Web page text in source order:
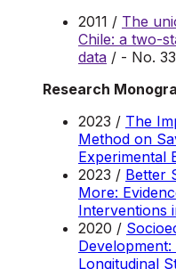
2011 / The
Chile: a two-
data / - No.
Research
2023 / The
Method on
Experimental
2023 / Better
More:
Interventions
2020 /
Longitudinal